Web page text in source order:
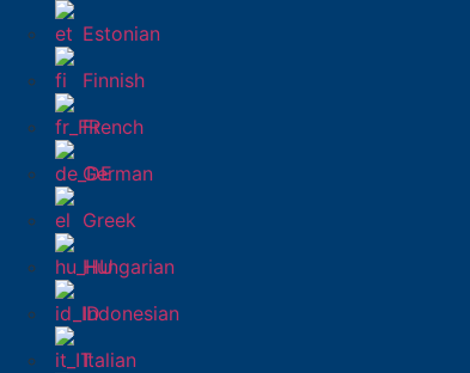
Estonian
Finnish
French
German
Greek
Hungarian
Indonesian
Italian